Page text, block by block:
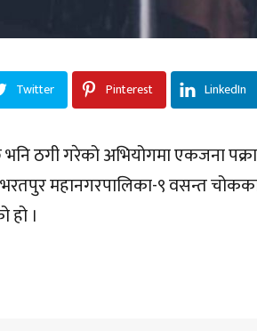
Twitter Pinterest LinkedIn
भनि ठगी गरेको अभियोगमा एकजना
महानगरपालिका-९ वसन्त
हो ।